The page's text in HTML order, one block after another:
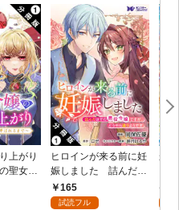
上がり
聖女と
（コミ
ヒロインが来る前に妊
娠しました 詰んだは
ずの悪役令嬢ですが、
どうやら違うようです
165
試読フル
か